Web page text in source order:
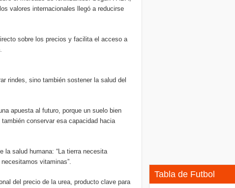
valores internacionales llegó a reducirse
sobre los precios y facilita el acceso a
rindes, sino también sostener la salud del
apuesta al futuro, porque un suelo bien
conservar esa capacidad hacia
la salud humana: “La tierra necesita
vitaminas”.
del precio de la urea, producto clave para
Tabla de Futbol